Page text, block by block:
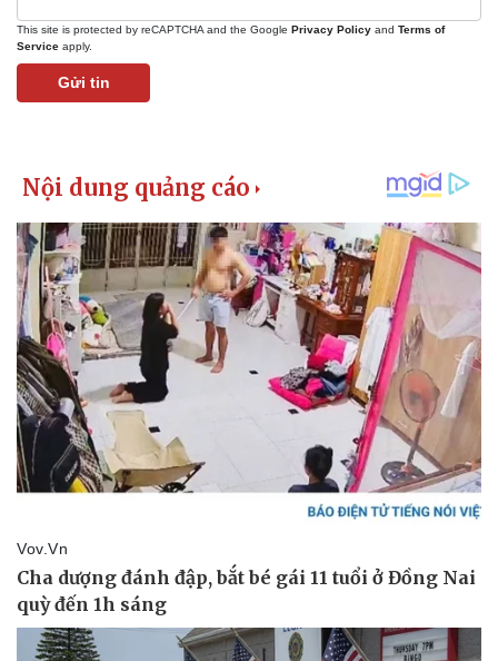
This site is protected by reCAPTCHA and the Google Privacy Policy and Terms of
Service apply.
Gửi tin